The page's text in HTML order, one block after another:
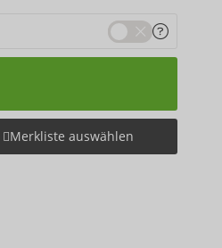
Merkliste auswählen